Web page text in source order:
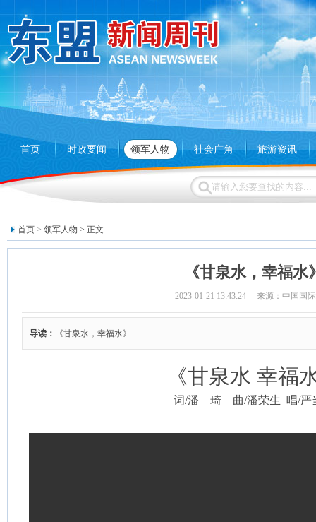
首页 时政要闻 领军人物 社会广角 旅游资讯
首页 > 领军人物 > 正文
《甘泉水，幸福水
2023-01-21 13:43:24 来源：中国国
导读： 《甘泉水，幸福水》
《甘泉水 幸福
词/潘 琦 曲/潘荣生 唱/严